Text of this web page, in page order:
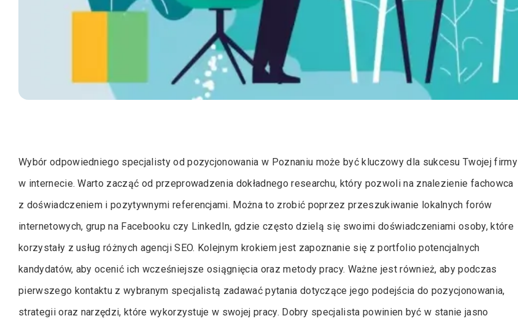
Wybór odpowiedniego specjalisty od pozycjonowania w Poznaniu może być kluczowy dla sukcesu Twojej firmy
w internecie. Warto zacząć od przeprowadzenia dokładnego researchu, który pozwoli na znalezienie fachowca
z doświadczeniem i pozytywnymi referencjami. Można to zrobić poprzez przeszukiwanie lokalnych forów
internetowych, grup na Facebooku czy LinkedIn, gdzie często dzielą się swoimi doświadczeniami osoby, które
korzystały z usług różnych agencji SEO. Kolejnym krokiem jest zapoznanie się z portfolio potencjalnych
kandydatów, aby ocenić ich wcześniejsze osiągnięcia oraz metody pracy. Ważne jest również, aby podczas
pierwszego kontaktu z wybranym specjalistą zadawać pytania dotyczące jego podejścia do pozycjonowania,
strategii oraz narzędzi, które wykorzystuje w swojej pracy. Dobry specjalista powinien być w stanie jasno